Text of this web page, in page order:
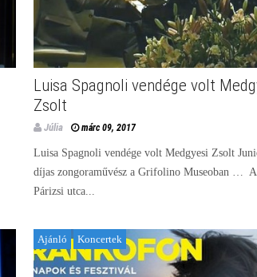
Luisa Spagnoli vendége volt
Zsolt
Júlia márc 09, 2017
Luisa Spagnoli vendége volt Medgyesi Zsolt
díjas zongoraművész a Grifolino Museoban … A
Párizsi utca...
Ajánló Koncertek